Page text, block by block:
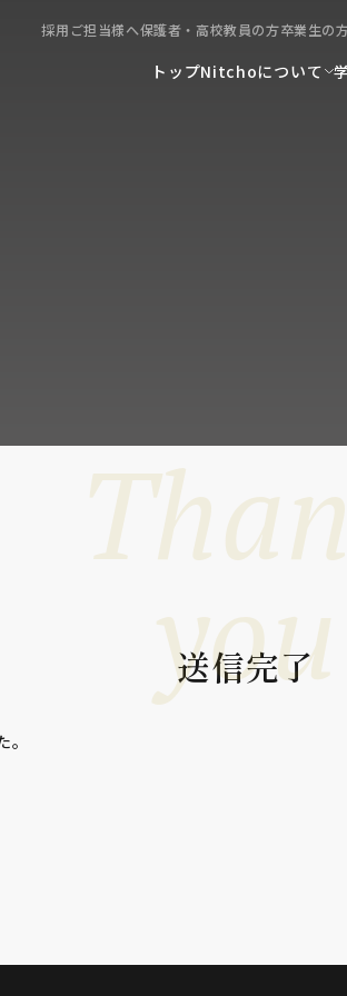
採用ご担当様へ保護者・高校教員の方卒業生の
トップNitchoについて
you
送信完了